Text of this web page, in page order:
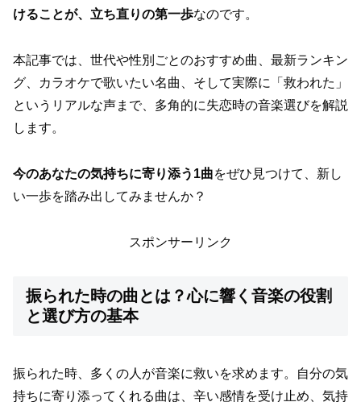
けることが、立ち直りの第一歩なのです。
本記事では、世代や性別ごとのおすすめ曲、最新ランキン
グ、カラオケで歌いたい名曲、そして実際に「救われた」
というリアルな声まで、多角的に失恋時の音楽選びを解説
します。
今のあなたの気持ちに寄り添う1曲をぜひ見つけて、新し
い一歩を踏み出してみませんか？
スポンサーリンク
振られた時の曲とは？心に響く音楽の役割
と選び方の基本
振られた時、多くの人が音楽に救いを求めます。自分の気
持ちに寄り添ってくれる曲は、辛い感情を受け止め、気持